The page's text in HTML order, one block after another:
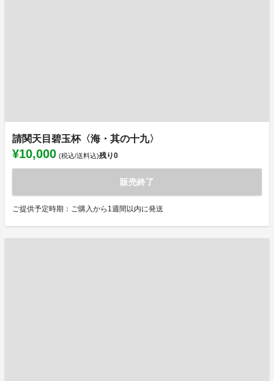
請関天目碧玉杯〈海・其の十九〉
¥10,000 (税込/送料込)残り0
販売終了
ご提供予定時期：ご購入から1週間以内に発送